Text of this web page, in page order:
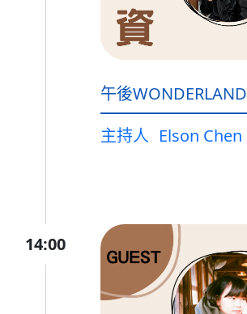
午後WONDERLAND
主持人 Elson Chen
14:00